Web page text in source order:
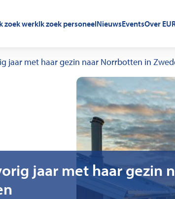
zoek werkIk zoek personeelNieuwsEventsOver
jaar met haar gezin naar Norrbotten in
jaar met haar gezin